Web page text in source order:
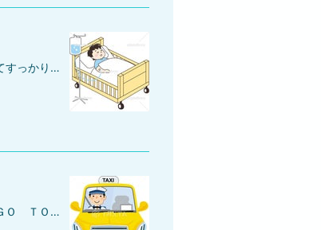
みなさん、こんにちは(*^-^*)仙台も１０月になってすっかり秋らしくなってきましたよ～🍁紅葉と鈴虫の音色♪がとってもきれいな季節です☆スポーツの秋、読書の秋、食欲の秋、みなさんはどんな秋をお過ごしでしょうか？さて、今日は、入院・手術の保証人のお話です(*^-^*)よくお問合せを頂くのは、「どんな病気や事故でも対応してくれるのか？！」という内容です。弊社でお引き受けできる入院は、短期（１月以内）の入院に限定させて頂いております。長期（１月以上）の入院や生命に関わる重大な疾病については、お引き受けできないんです。例えば、末期がん、心臓手術などは、対応できないのです（泣）本当にごめんなさい・・・ でも、これまで長期の入院や生命に関わる重大な疾病についてのご相談はすごく稀です。ちなみに、新型コロナウイルスの入院保証人代行もお引き受けしております。健康であれば何も問題ないのですけど、もし急な入院や手術が必要になって、お願いできる保証人さんがいない場合、弊社にご相談頂ければ、すぐに解決できます♪実際、頼める保証人はいるけど、お願いするのはちょっと・・・ そういうお悩みの方は、是非一度、保証人代行サービスにご相談されてみてください(*^-^*)きっと解決の糸口が見つかるはずです♪♪
みなさん、こんにちは(*^-^*)最近ニュースで 「ＧＯ ＴＯ トラベル」 が人気のようです♪高級旅館が人気があるらしいです ☆☆☆今日は、タクシー会社に入社するときに求められる保証人についてのお話です♪タクシー会社では、タクシー会社に入社する際に、二種免許を取得していない方に対し、会社が二種免許取得費用を貸付して一定期間、勤務をすれば返済してくていいよ。という内容の契約をしていることが多いです。弊社によくお問合せを頂くケースとして 「入社保証人と一緒に、二種免許取得費用の保証人もお願いできるのか！？」という内容です。はい。もちろん大丈夫です！(*^-^*)金額は、５５，０００円（税込み）のみで追加料金は一切かかりません。他社さんでは、追加料金が発生したり、ちょっと割高になったりするみたいですけど、弊社では、一回ぽっきりの料金体系です(*^-^*)もし、タクシー会社に入社するけど、保証人が見つからないという方は、是非、一度弊社にご相談されてみてください(*^-^*)きっと良い解決策がみつかると思います～♪